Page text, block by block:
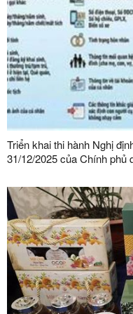
Triển khai thi hành Nghị
31/12/2025 của Chính phủ
Sơn